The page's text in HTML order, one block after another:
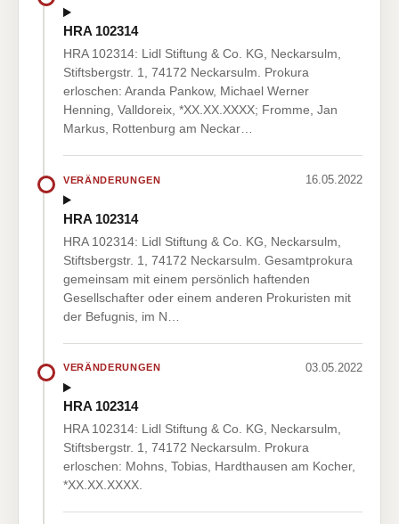
HRA 102314
HRA 102314: Lidl Stiftung & Co. KG, Neckarsulm,
Stiftsbergstr. 1, 74172 Neckarsulm. Prokura
erloschen: Aranda Pankow, Michael Werner
Henning, Valldoreix, *XX.XX.XXXX; Fromme, Jan
Markus, Rottenburg am Neckar…
VERÄNDERUNGEN 16.05.2022
HRA 102314
HRA 102314: Lidl Stiftung & Co. KG, Neckarsulm,
Stiftsbergstr. 1, 74172 Neckarsulm. Gesamtprokura
gemeinsam mit einem persönlich haftenden
Gesellschafter oder einem anderen Prokuristen mit
der Befugnis, im N…
VERÄNDERUNGEN 03.05.2022
HRA 102314
HRA 102314: Lidl Stiftung & Co. KG, Neckarsulm,
Stiftsbergstr. 1, 74172 Neckarsulm. Prokura
erloschen: Mohns, Tobias, Hardthausen am Kocher,
*XX.XX.XXXX.